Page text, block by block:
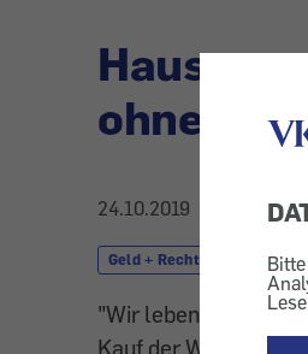
ohne
24.10.2019
Geld + Recht Recht
"Wir leben nun
Kauf der Wohnung